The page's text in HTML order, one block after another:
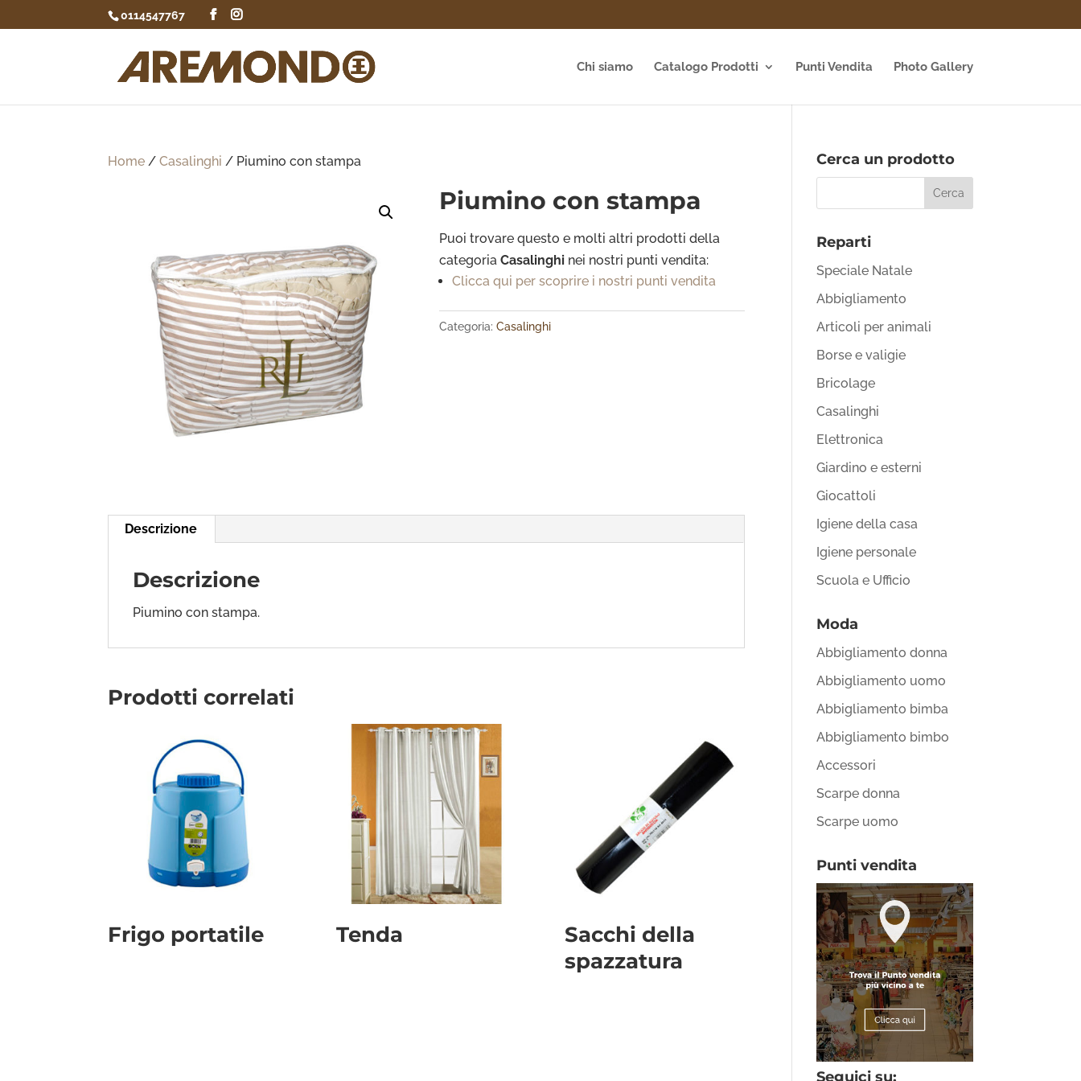
0114547767
Chi siamo Catalogo Prodotti Punti Vendita Photo Gallery
Home /Casalinghi / Piumino con stampa
Piumino con stampa
Puoi trovare questo e molti altri prodotti della
categoriaCasalinghi nei nostri punti vendita:
Clicca qui per scoprire i nostri punti vendita
Categoria:Casalinghi
Descrizione
Descrizione
Piumino con stampa.
Prodotti correlati
Frigo portatile Tenda
Sacchi della
spazzatura
Cerca un prodotto
Reparti
Speciale Natale
Abbigliamento
Articoli per animali
Borse e valigie
Bricolage
Casalinghi
Elettronica
Giardino e esterni
Giocattoli
Igiene della casa
Igiene personale
Scuola e Ufficio
Moda
Abbigliamento donna
Abbigliamento uomo
Abbigliamento bimba
Abbigliamento bimbo
Accessori
Scarpe donna
Scarpe uomo
Punti vendita
Seguici su: